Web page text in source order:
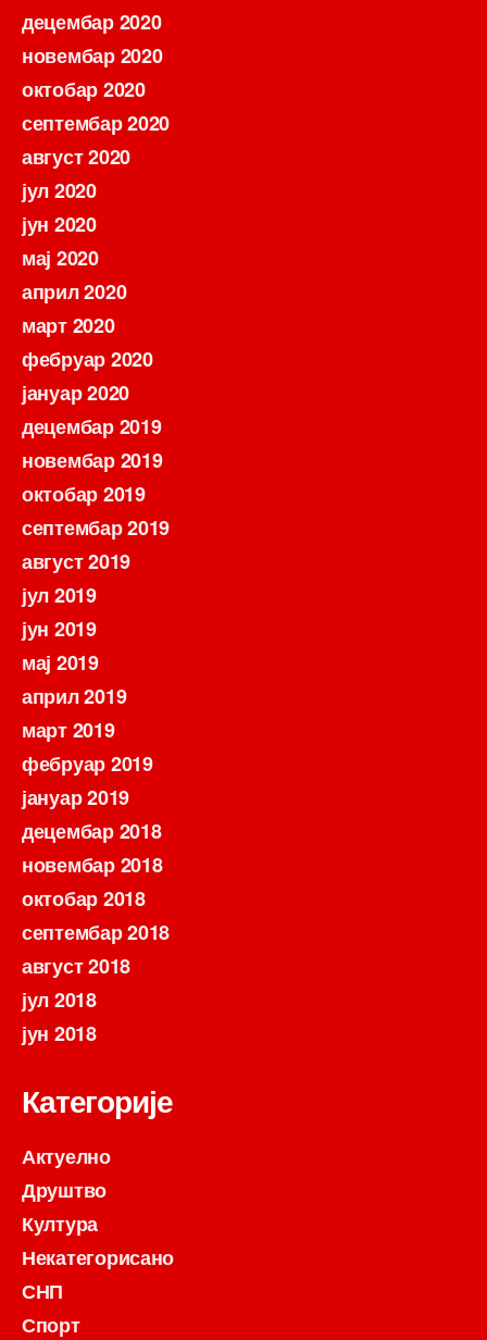
децембар 2020
новембар 2020
октобар 2020
септембар 2020
август 2020
јул 2020
јун 2020
мај 2020
април 2020
март 2020
фебруар 2020
јануар 2020
децембар 2019
новембар 2019
октобар 2019
септембар 2019
август 2019
јул 2019
јун 2019
мај 2019
април 2019
март 2019
фебруар 2019
јануар 2019
децембар 2018
новембар 2018
октобар 2018
септембар 2018
август 2018
јул 2018
јун 2018
Категорије
Актуелно
Друштво
Култура
Некатегорисано
СНП
Спорт